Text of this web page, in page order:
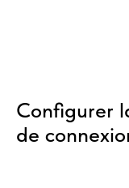
Configurer
de